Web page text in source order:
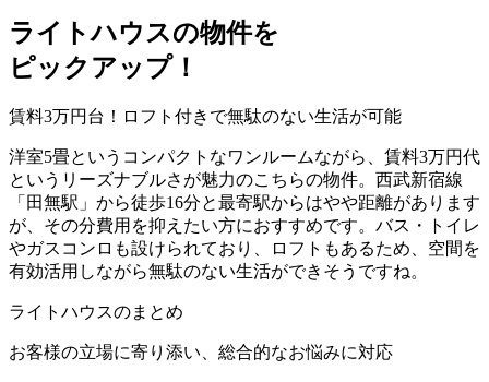
ライトハウスの物件を
ピックアップ！
賃料3万円台！ロフト付きで無駄のない生活が可能
洋室5畳というコンパクトなワンルームながら、 賃料3万円代
というリーズナブルさ が魅力のこちらの物件。西武新宿線
「田無駅」から徒歩16分と最寄駅からはやや距離があります
が、その分費用を抑えたい方におすすめです。バス・トイレ
やガスコンロも設けられており、ロフトもあるため、空間を
有効活用しながら無駄のない生活ができそうですね。
ライトハウスのまとめ
お客様の立場に寄り添い、総合的なお悩みに対応